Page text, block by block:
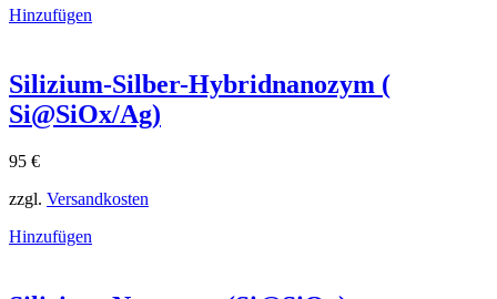
Hinzufügen
Silizium-Silber-Hybridnanozym (
Si@SiOx/Ag)
95 €
zzgl. Versandkosten
Hinzufügen